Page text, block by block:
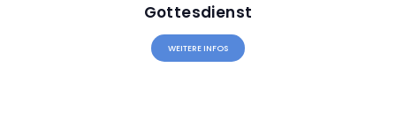
Gottesdienst
WEITERE INFOS